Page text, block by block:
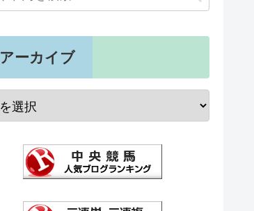
アーカイブ